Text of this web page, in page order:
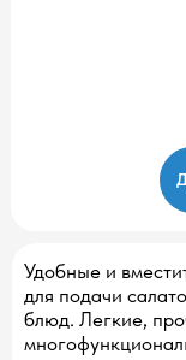
Удобные и
для подачи
блюд. Легкие,